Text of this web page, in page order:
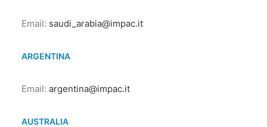
Email: saudi_arabia@impac.it
ARGENTINA
Email: argentina@impac.it
AUSTRALIA